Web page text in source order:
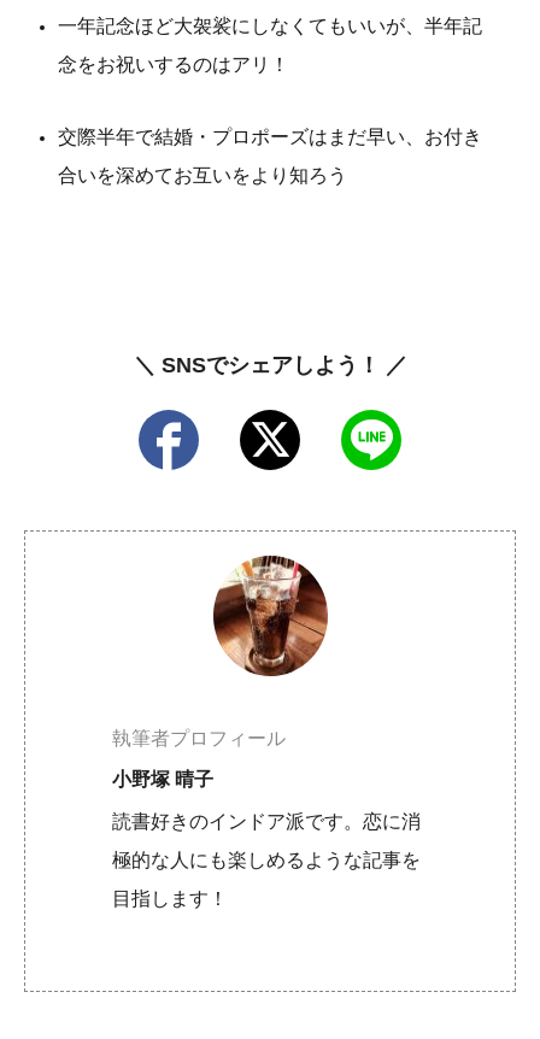
一年記念ほど大袈裟にしなくてもいいが、半年記
念をお祝いするのはアリ！
交際半年で結婚・プロポーズはまだ早い、お付き
合いを深めてお互いをより知ろう
＼ SNSでシェアしよう！ ／
執筆者プロフィール
小野塚 晴子
読書好きのインドア派です。恋に消
極的な人にも楽しめるような記事を
目指します！